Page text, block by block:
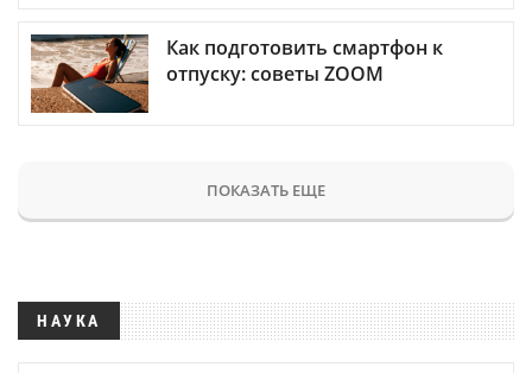
Как подготовить смартфон к
отпуску: советы ZOOM
ПОКАЗАТЬ ЕЩЕ
НАУКА